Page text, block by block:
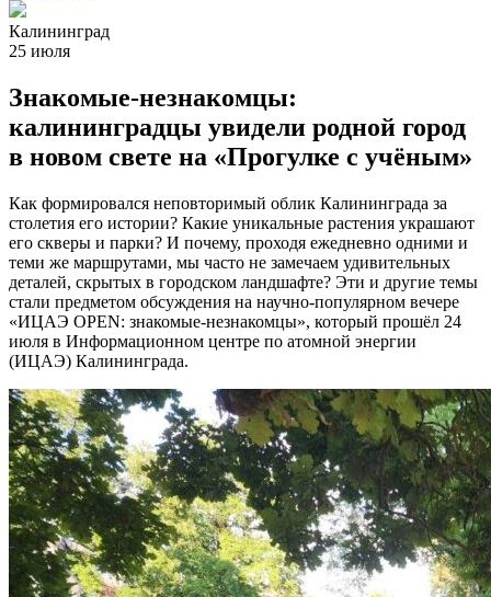
Калининград
25 июля
Знакомые-незнакомцы:
калининградцы увидели родной город
в новом свете на «Прогулке с учёным»
Как формировался неповторимый облик Калининграда за
столетия его истории? Какие уникальные растения украшают
его скверы и парки? И почему, проходя ежедневно одними и
теми же маршрутами, мы часто не замечаем удивительных
деталей, скрытых в городском ландшафте? Эти и другие темы
стали предметом обсуждения на научно-популярном вечере
«ИЦАЭ OPEN: знакомые-незнакомцы», который прошёл 24
июля в Информационном центре по атомной энергии
(ИЦАЭ) Калининграда.